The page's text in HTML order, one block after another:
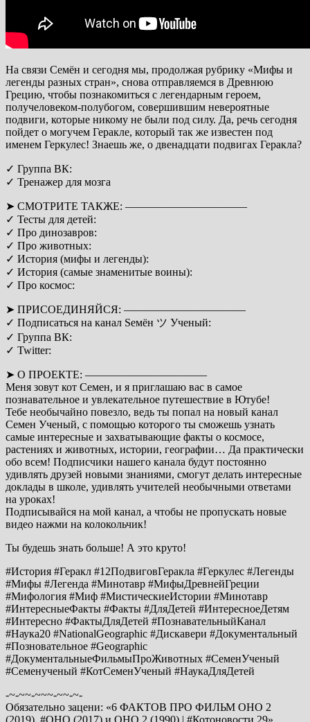
На связи Семён и сегодня мы, продолжая рубрику «Мифы и
легенды разных стран», снова отправляемся в Древнюю
Грецию, чтобы познакомиться с легендарным героем,
получеловеком-полубогом, совершившим невероятные
подвиги, которые никому не были под силу. Да, речь сегодня
пойдет о могучем Геракле, который так же известен под
именем Геркулес! Знаешь же, о двенадцати подвигах Геракла?
✓ Группа ВК:
✓ Тренажер для мозга
➤ СМОТРИТЕ ТАКЖЕ: ———————————
✓ Тесты для детей:
✓ Про динозавров:
✓ Про животных:
✓ История (мифы и легенды):
✓ История (самые знаменитые воины):
✓ Про космос:
➤ ПРИСОЕДИНЯЙСЯ: ———————————
✓ Подписаться на канал Sемён ツ Ученый:
✓ Группа ВК:
✓ Twitter:
➤ О ПРОЕКТЕ: ———————————
Меня зовут кот Семен, и я приглашаю вас в самое
познавательное и увлекательное путешествие в Ютубе!
Тебе необычайно повезло, ведь ты попал на новый канал
Семен Ученый, с помощью которого ты сможешь узнать
самые интересные и захватывающие факты о космосе,
растениях и животных, истории, географии… Да практически
обо всем! Подписчики нашего канала будут постоянно
удивлять друзей новыми знаниями, смогут делать интересные
доклады в школе, удивлять учителей необычными ответами
на уроках!
Подписывайся на мой канал, а чтобы не пропускать новые
видео нажми на колокольчик!
Ты будешь знать больше! А это круто!
#История #Геракл #12ПодвиговГеракла #Геркулес #Легенды
#Мифы #Легенда #Минотавр #МифыДревнейГреции
#Мифология #Миф #МистическиеИстории #Минотавр
#ИнтересныеФакты #Факты #ДляДетей #ИнтересноеДетям
#Интересно #ФактыДляДетей #ПознавательныйКанал
#Наука20 #NationalGeographic #Дискавери #Документальный
#Позновательное #Geographic
#ДокументальныеФильмыПроЖивотных #СеменУченый
#Семенученый #КотСеменУченый #НаукаДляДетей
-~-~~-~~~-~~-~-
Обязательно зацени: «6 ФАКТОВ ПРО ФИЛЬМ ОНО 2
(2019), #ОНО (2017) и ОНО 2 (1990) | #Котоновости 29»